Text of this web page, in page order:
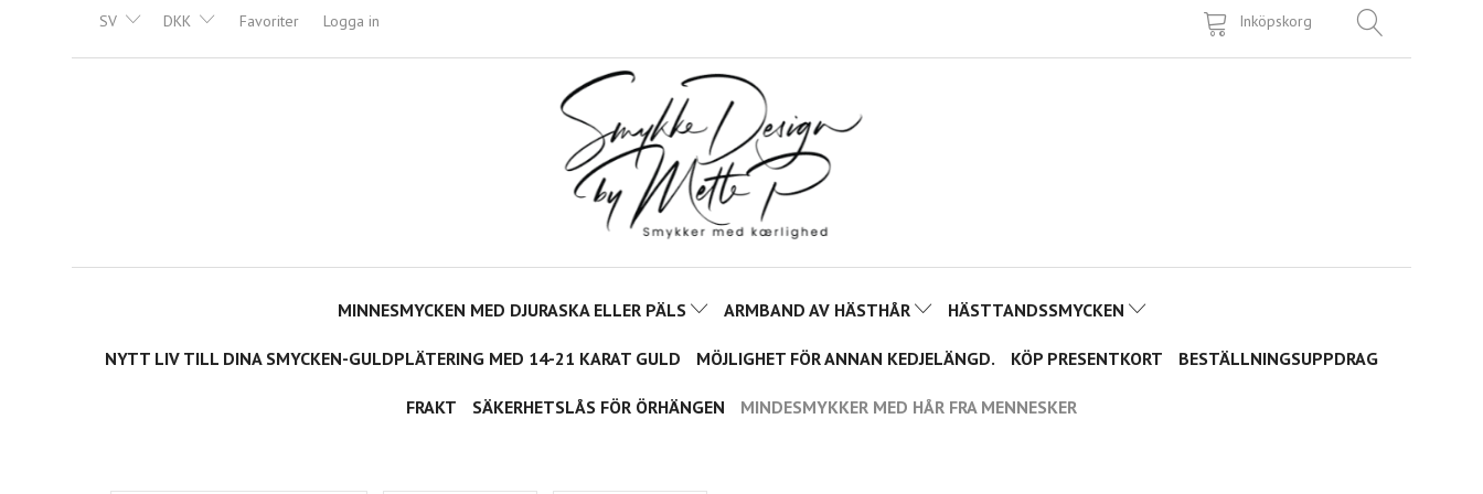
SV DKK Inköpskorg
Favoriter Logga in
MINNESMYCKEN MED DJURASKA ELLER PÄLS ARMBAND AV HÄSTHÅR HÄSTTANDSSMYCKEN
NYTT LIV TILL DINA SMYCKEN-GULDPLÄTERING MED 14-21 KARAT GULD MÖJLIGHET FÖR ANNAN KEDJELÄNGD. KÖP PRESENTKORT BESTÄLLNINGSUPPDRAG
FRAKT SÄKERHETSLÅS FÖR ÖRHÄNGEN MINDESMYKKER MED HÅR FRA MENNESKER